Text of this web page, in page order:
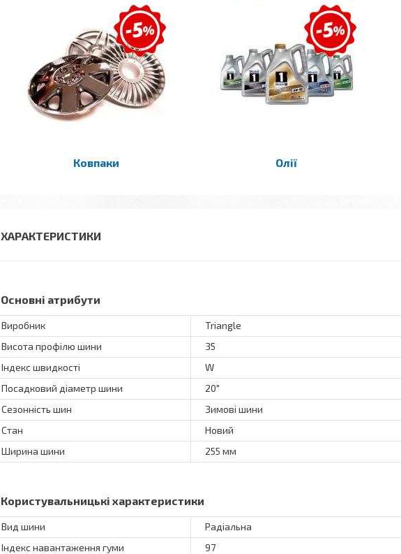
Ковпаки Олії
ХАРАКТЕРИСТИКИ
Основні атрибути
Виробник
Triangle
Висота профілю шини
35
Індекс швидкості
W
Посадковий діаметр шини
20"
Сезонність шин
Зимові шини
Стан
Новий
Ширина шини
255 мм
Користувальницькі характеристики
Вид шини
Радіальна
Індекс навантаження гуми
97